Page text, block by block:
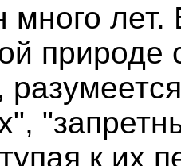
много
природе
к их